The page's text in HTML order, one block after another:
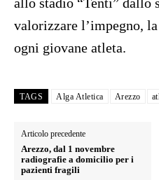
valorizzare l’impegno,
ogni giovane atleta.
TAGS Alga Atletica Arezzo
Articolo precedente
Arezzo, dal 1 novembre
radiografie a domicilio per i
pazienti fragili